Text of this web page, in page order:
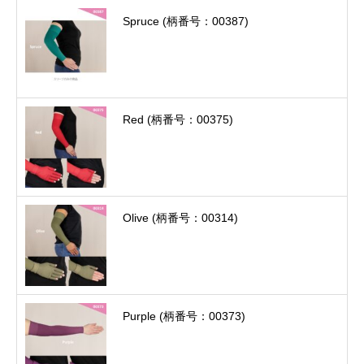
Spruce (柄番号：00387)
Red (柄番号：00375)
Olive (柄番号：00314)
Purple (柄番号：00373)